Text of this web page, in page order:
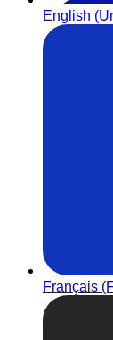
English
Français